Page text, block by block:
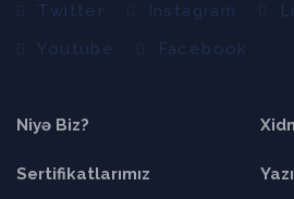
Twitter Instagram
Youtube
Facebook
Niyə Biz?
Sertifikatlarımız